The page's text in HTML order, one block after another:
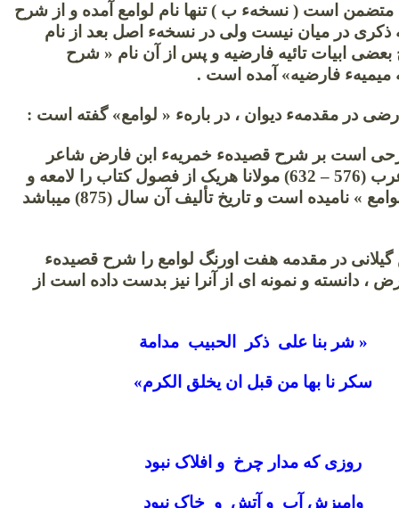
متضمن است ( نسخهء ب ) تنها نام لوامع آمده و از شرح
ذکری در میان نیست ولی در نسخهء اصل بعد از نام
بعضی ابیات تائیه فارضیه و پس از آن نام « شرح
میمیهء فارضیه» آمده است .
در مقدمهء دیوان ، در بارهء « لوامع» گفته است :
است بر شرح قصیدهء خمریهء ابن فارض شاعر
بزرگ و نامی عرب (576 – 632) مولانا هریک از فصول کتاب را لامعه و
مجموع آنرا « لوامع » نامیده است و تاریخ تألیف آن سال (875) میباشد
در مقدمه هفت اورنگ لوامع را شرح قصیدهء
، دانسته و نمونه ای از آنرا نیز بدست داده است از
« شر بنا علی ذکر الحبیب مدامة
سکر نا بها من قبل ان یخلق الکرم»
روزی که مدار چرخ و افلاک نبود
وامیزش آب و آتش و خاک نبود